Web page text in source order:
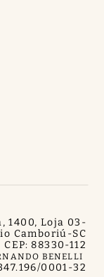
BENELLI
1400, Loja 03 -
Camboriú-SC
CEP: 88330-112
0001-32